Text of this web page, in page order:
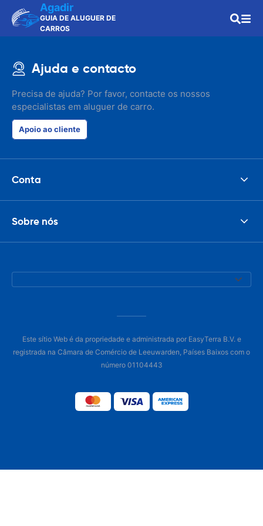
Agadir
GUIA DE ALUGUER DE
CARROS
Ajuda e contacto
Precisa de ajuda? Por favor, contacte os nossos
especialistas em aluguer de carro.
Apoio ao cliente
Conta
Sobre nós
Este sítio Web é da propriedade e administrada por EasyTerra B.V. e
registrada na Câmara de Comércio de Leeuwarden, Países Baixos com o
número 01104443